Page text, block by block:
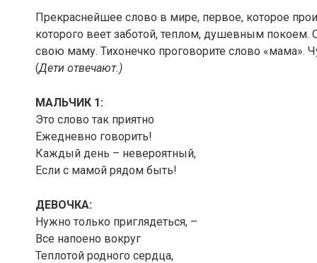
Прекраснейшее слово в мире, первое, которое
которого веет заботой, теплом, душевным покоем.
свою маму. Тихонечко проговорите слово «мама».
(Дети отвечают.)
МАЛЬЧИК 1:
Это слово так приятно
Ежедневно говорить!
Каждый день – невероятный,
Если с мамой рядом быть!
ДЕВОЧКА:
Нужно только приглядеться, –
Все напоено вокруг
Теплотой родного сердца,